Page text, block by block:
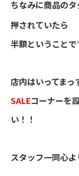
ちなみに商品の
押されていたら
半額ということ
店内はいってまっ
SALEコーナーを
い！！
スタッフ一同心